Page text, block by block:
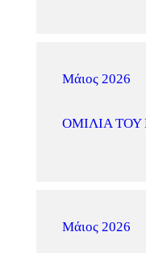
Μάιος 2026
ΟΜΙΛΊΑ ΤΟΥ
Μάιος 2026